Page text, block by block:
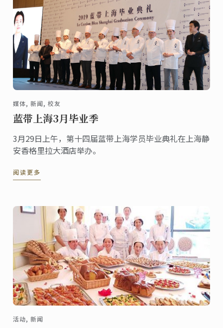
媒体, 新闻, 校友
蓝带上海3月毕业季
3月29日上午，第十四届蓝带上海学员毕业典礼在上海静
安香格里拉大酒店举办。
阅读更多
活动, 新闻